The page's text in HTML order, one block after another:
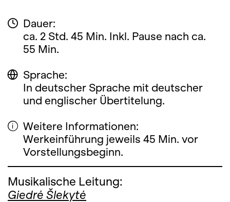
Dauer:
ca. 2 Std. 45 Min. Inkl. Pause nach ca.
55 Min.
Sprache:
In deutscher Sprache mit deutscher
und englischer Übertitelung.
Weitere Informationen:
Werkeinführung jeweils 45 Min. vor
Vorstellungsbeginn.
Musikalische Leitung:
Giedrė Šlekytė